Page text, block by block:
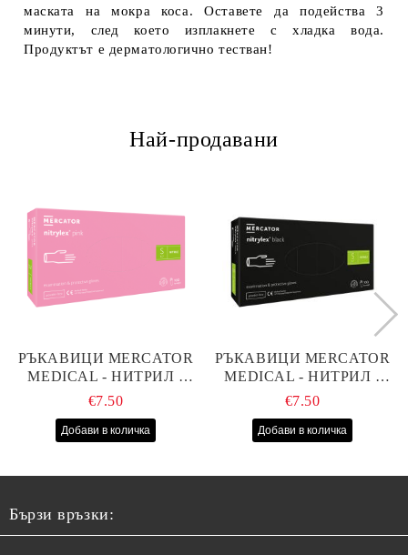
маската на мокра коса. Оставете да подейства 3
минути, след което изплакнете с хладка вода.
Продуктът е дерматологично тестван!
Най-продавани
РЪКАВИЦИ MERCATOR
MEDICAL - НИТРИЛ -
РОЗОВИ - S - 100БР
€7.50
РЪКАВИЦИ MERCATOR
MEDICAL - НИТРИЛ -
ЧЕРНИ - S - 100БР
€7.50
Бързи връзки: